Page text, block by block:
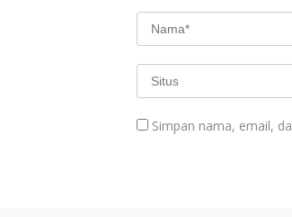
Simpan nama, email,